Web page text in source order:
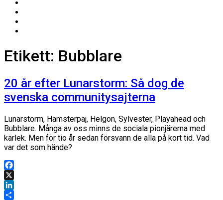
Etikett: Bubblare
20 år efter Lunarstorm: Så dog de
svenska communitysajterna
Lunarstorm, Hamsterpaj, Helgon, Sylvester, Playahead och
Bubblare. Många av oss minns de sociala pionjärerna med
kärlek. Men för tio år sedan försvann de alla på kort tid. Vad
var det som hände?
Facebook
X
LinkedIn